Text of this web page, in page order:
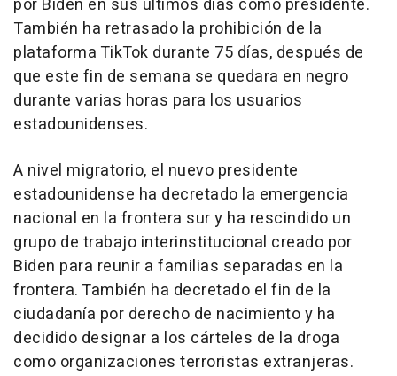
por Biden en sus últimos días como presidente.
También ha retrasado la prohibición de la
plataforma TikTok durante 75 días, después de
que este fin de semana se quedara en negro
durante varias horas para los usuarios
estadounidenses.
A nivel migratorio, el nuevo presidente
estadounidense ha decretado la emergencia
nacional en la frontera sur y ha rescindido un
grupo de trabajo interinstitucional creado por
Biden para reunir a familias separadas en la
frontera. También ha decretado el fin de la
ciudadanía por derecho de nacimiento y ha
decidido designar a los cárteles de la droga
como organizaciones terroristas extranjeras.